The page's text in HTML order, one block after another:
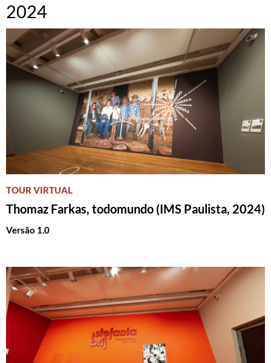
2024
TOUR VIRTUAL
Thomaz Farkas, todomundo (IMS Paulista, 2024)
Versão 1.0